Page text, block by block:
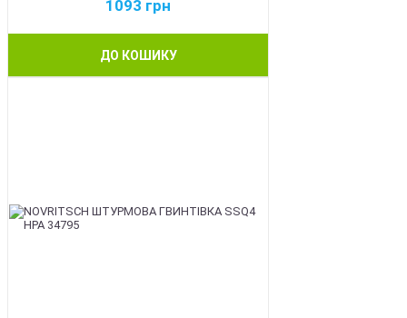
1093 грн
ДО КОШИКУ